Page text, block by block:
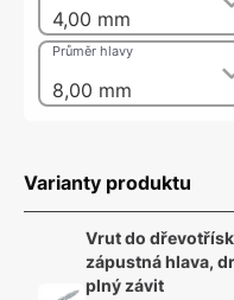
4,00 mm
8,00 mm
Průměr hlavy
Varianty produktu
Vrut do
zápustná hlava,
plný závit